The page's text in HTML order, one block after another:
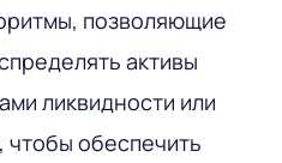
позволяющие
активы
ликвидности или
чтобы обеспечить